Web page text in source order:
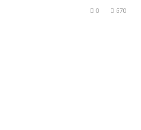
0 570